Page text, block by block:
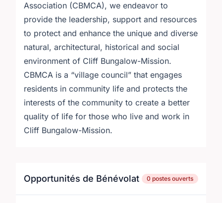
Association (CBMCA), we endeavor to
provide the leadership, support and resources
to protect and enhance the unique and diverse
natural, architectural, historical and social
environment of Cliff Bungalow-Mission.
​CBMCA is a “village council” that engages
residents in community life and protects the
interests of the community to create a better
quality of life for those who live and work in
Cliff Bungalow-Mission.
Opportunités de Bénévolat 0 postes ouverts